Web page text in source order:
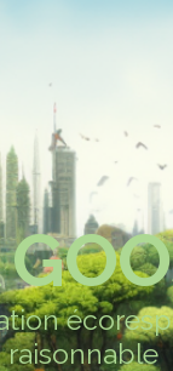
raisonnable